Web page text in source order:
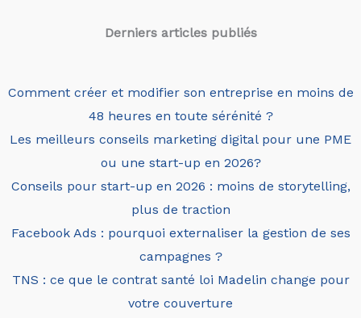
Derniers articles publiés
Comment créer et modifier son entreprise en moins de
48 heures en toute sérénité ?
Les meilleurs conseils marketing digital pour une PME
ou une start-up en 2026?
Conseils pour start-up en 2026 : moins de storytelling,
plus de traction
Facebook Ads : pourquoi externaliser la gestion de ses
campagnes ?
TNS : ce que le contrat santé loi Madelin change pour
votre couverture